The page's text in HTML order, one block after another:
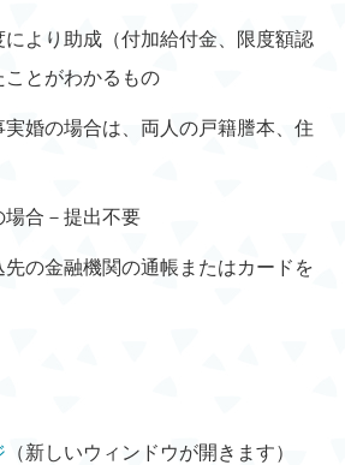
より助成（付加給付金、限度額認
とがわかるもの
婚の場合は、両人の戸籍謄本、住
合－提出不要
の金融機関の通帳またはカードを
（新しいウィンドウが開きます）